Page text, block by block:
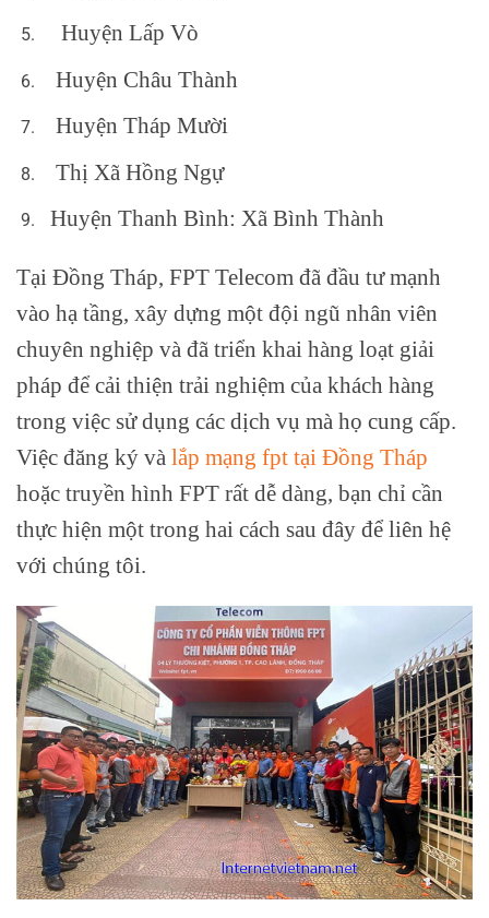
Huyện Lấp Vò
Huyện Châu Thành
Huyện Tháp Mười
Thị Xã Hồng Ngự
Huyện Thanh Bình: Xã Bình Thành
Tại Đồng Tháp, FPT Telecom đã đầu tư mạnh
vào hạ tầng, xây dựng một đội ngũ nhân viên
chuyên nghiệp và đã triển khai hàng loạt giải
pháp để cải thiện trải nghiệm của khách hàng
trong việc sử dụng các dịch vụ mà họ cung cấp.
Việc đăng ký và lắp mạng fpt tại Đồng Tháp
hoặc truyền hình FPT rất dễ dàng, bạn chỉ cần
thực hiện một trong hai cách sau đây để liên hệ
với chúng tôi.